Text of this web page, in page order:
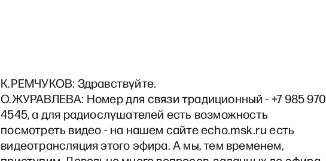
К.РЕМЧУКОВ: Здравствуйте.
О.ЖУРАВЛЕВА: Номер для связи традиционный - +7 985 970
4545, а для радиослушателей есть возможность
посмотреть видео - на нашем сайте echo.msk.ru есть
видеотрансляция этого эфира. А мы, тем временем,